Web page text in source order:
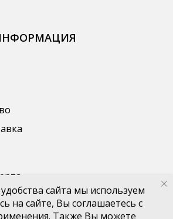
сайта мы используем
на сайте, Вы соглашаетесь с
Также Вы можете